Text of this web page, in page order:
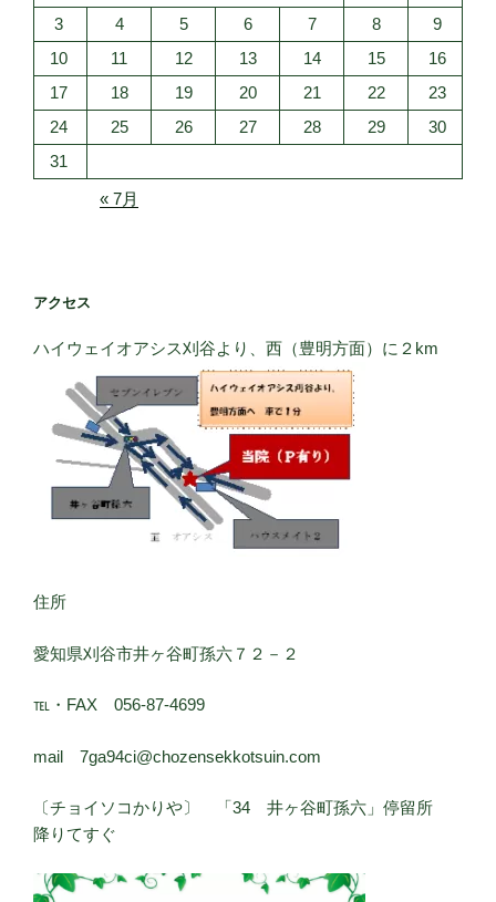
3
4 5 6 7 8
9
10
11 12 13 14 15
16
17
18 19 20 21 22
23
24
25 26 27 28 29
30
31
« 7月
アクセス
ハイウェイオアシス刈谷より、西（豊明方面）に２km
住所
愛知県刈谷市井ヶ谷町孫六７２－２
℡・FAX 056-87-4699
mail 7ga94ci@chozensekkotsuin.com
〔チョイソコかりや〕 「34 井ヶ谷町孫六」停留所
降りてすぐ